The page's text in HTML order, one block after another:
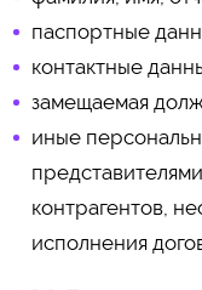
паспортные
контактные
замещаемая
иные
контрагентов,
исполнения